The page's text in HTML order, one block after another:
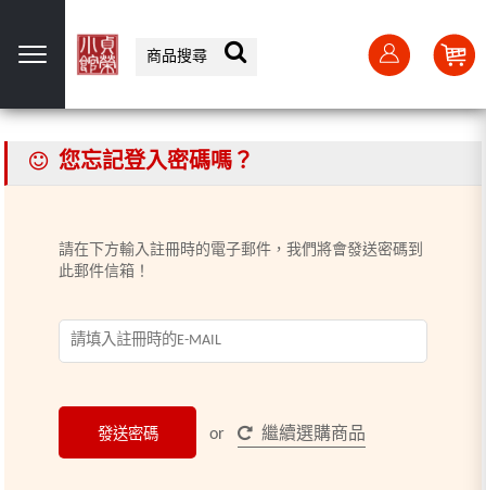
您忘記登入密碼嗎？
請在下方輸入註冊時的電子郵件，我們將會發送密碼到
此郵件信箱！
or 繼續選購商品